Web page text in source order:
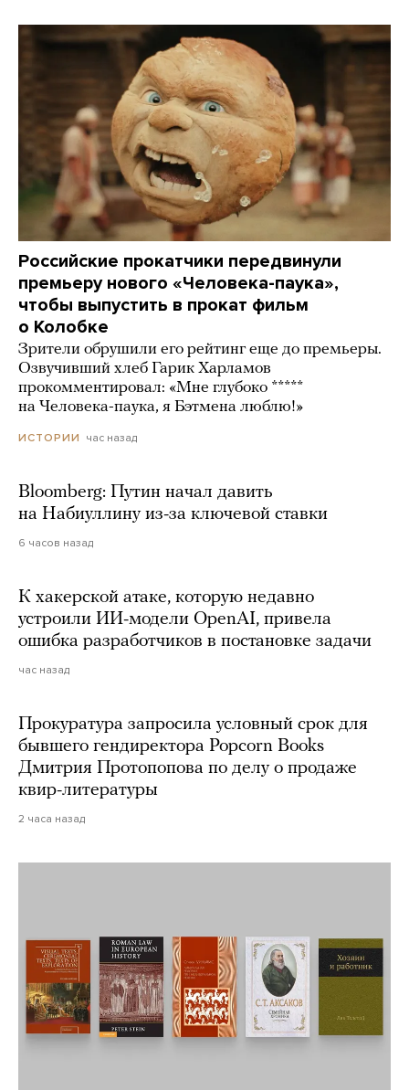
Российские прокатчики передвинули
премьеру нового «Человека-паука»,
чтобы выпустить в прокат фильм
о Колобке
Зрители обрушили его рейтинг еще до премьеры.
Озвучивший хлеб Гарик Харламов
прокомментировал: «Мне глубоко *****
на Человека-паука, я Бэтмена люблю!»
ИСТОРИИ час назад
Bloomberg: Путин начал давить
на Набиуллину из-за ключевой ставки
6 часов назад
К хакерской атаке, которую недавно
устроили ИИ-модели OpenAI, привела
ошибка разработчиков в постановке задачи
час назад
Прокуратура запросила условный срок для
бывшего гендиректора Popcorn Books
Дмитрия Протопопова по делу о продаже
квир-литературы
2 часа назад